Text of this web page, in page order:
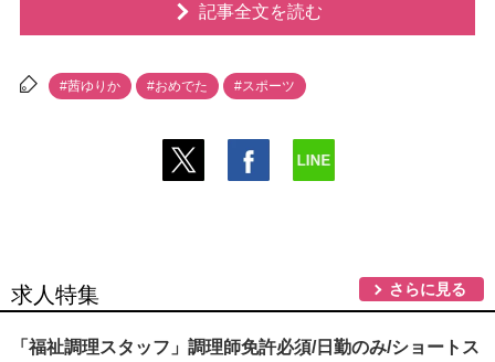
記事全文を読む
#茜ゆりか #おめでた #スポーツ
求人特集 さらに見る
「福祉調理スタッフ」調理師免許必須/日勤のみ/ショートス